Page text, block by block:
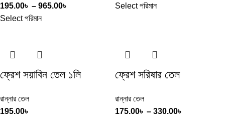
195.00৳ – 965.00৳
Select পরিমান
Select পরিমান
ফ্রেশ সয়াবিন তেল ১লি
রান্নার তেল
195.00৳
ফ্রেশ সরিষার তেল
রান্নার তেল
175.00৳ – 330.00৳